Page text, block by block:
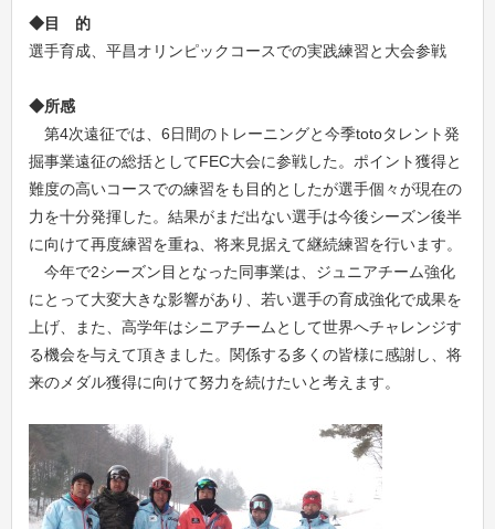
◆目 的
選手育成、平昌オリンピックコースでの実践練習と大会参戦
◆所感
第4次遠征では、6日間のトレーニングと今季totoタレント発
掘事業遠征の総括としてFEC大会に参戦した。ポイント獲得と
難度の高いコースでの練習をも目的としたが選手個々が現在の
力を十分発揮した。結果がまだ出ない選手は今後シーズン後半
に向けて再度練習を重ね、将来見据えて継続練習を行います。
今年で2シーズン目となった同事業は、ジュニアチーム強化
にとって大変大きな影響があり、若い選手の育成強化で成果を
上げ、また、高学年はシニアチームとして世界へチャレンジす
る機会を与えて頂きました。関係する多くの皆様に感謝し、将
来のメダル獲得に向けて努力を続けたいと考えます。